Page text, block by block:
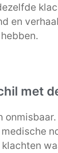
en
met